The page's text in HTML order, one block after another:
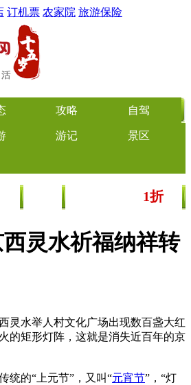
订机票 农家院 旅游保险
攻略 自驾
游记 景区
1折起
灵水祈福纳祥转
灵水举人村文化广场出现数百盏大红
的矩形灯阵，这就是消失近百年的京
统的“上元节”，又叫“元宵节”，“灯